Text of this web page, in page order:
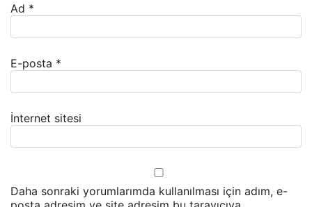
Ad *
E-posta *
İnternet sitesi
Daha sonraki yorumlarımda kullanılması için adım, e-